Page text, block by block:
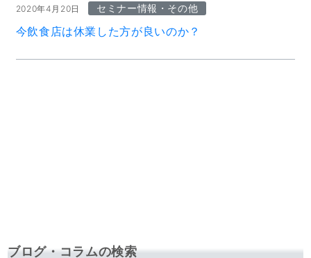
2020年4月20日 セミナー情報・その他
今飲食店は休業した方が良いのか？
ブログ・コラムの検索